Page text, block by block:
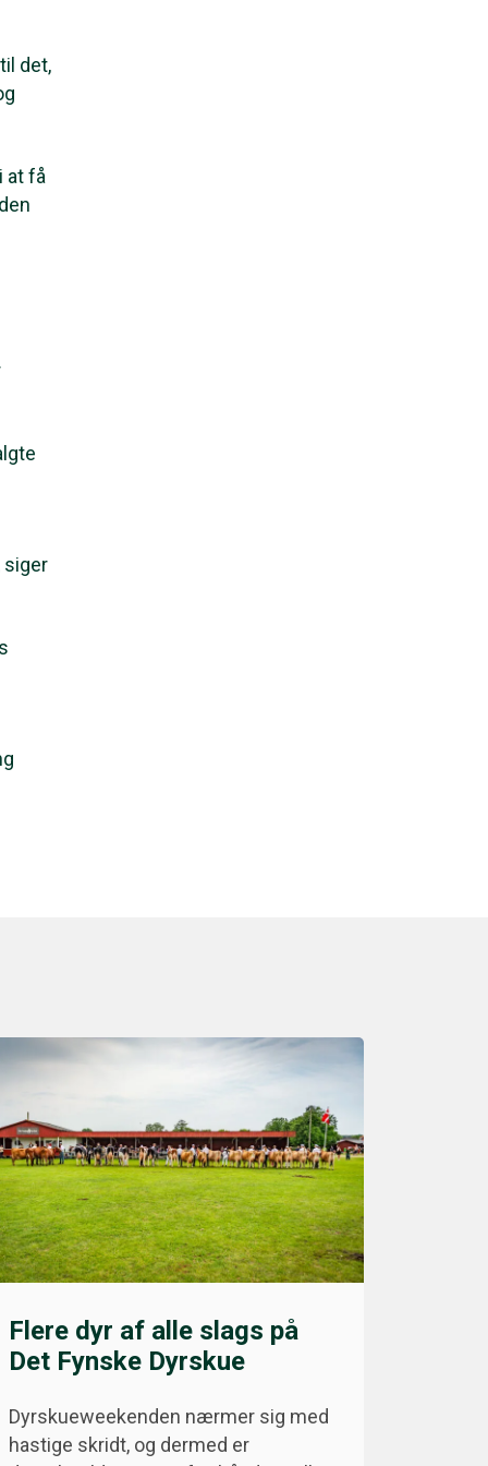
det,
at få
siger
Flere dyr af alle slags på
Det Fynske Dyrskue
Dyrskueweekenden nærmer sig med
hastige skridt, og dermed er